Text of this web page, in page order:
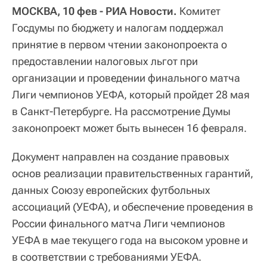
МОСКВА, 10 фев - РИА Новости. Комитет
Госдумы по бюджету и налогам поддержал
принятие в первом чтении законопроекта о
предоставлении налоговых льгот при
организации и проведении финального матча
Лиги чемпионов УЕФА, который пройдет 28 мая
в Санкт-Петербурге. На рассмотрение Думы
законопроект может быть вынесен 16 февраля.
Документ направлен на создание правовых
основ реализации правительственных гарантий,
данных Союзу европейских футбольных
ассоциаций (УЕФА), и обеспечение проведения в
России финального матча Лиги чемпионов
УЕФА в мае текущего года на высоком уровне и
в соответствии с требованиями УЕФА.